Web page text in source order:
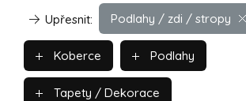
Podlahy / zdi / stropy
Upřesnit:
Koberce Podlahy
Tapety / Dekorace